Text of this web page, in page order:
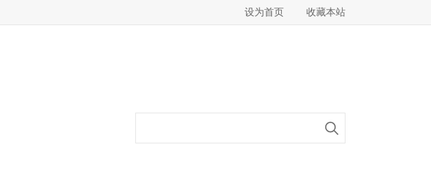
设为首页 收藏本站